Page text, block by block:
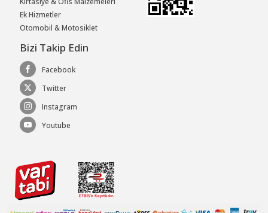
Ek Hizmetler
Otomobil & Motosiklet
Bizi Takip Edin
Facebook
Twitter
Instagram
Youtube